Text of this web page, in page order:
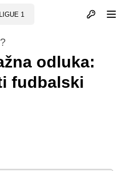
LIGUE 1 Otvori profil
odluka:
fudbalski